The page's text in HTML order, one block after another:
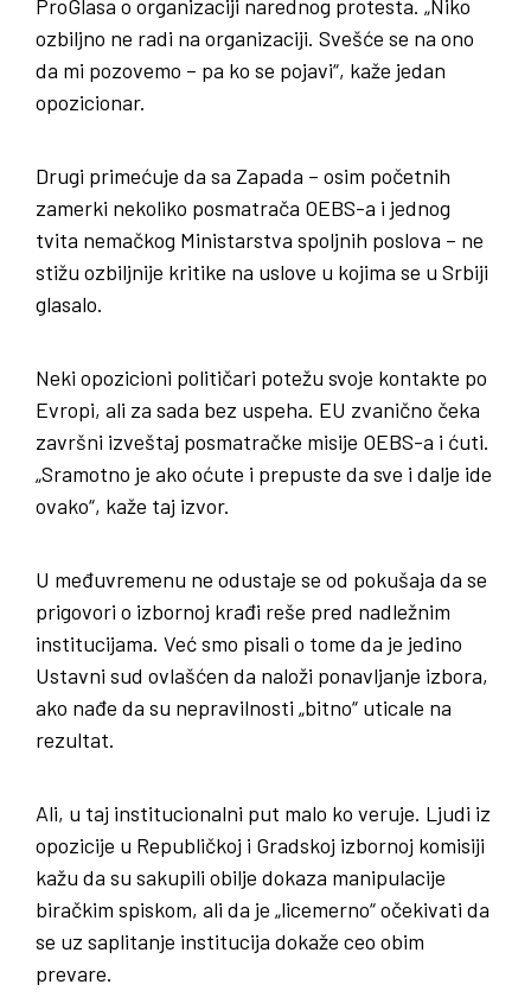
ProGlasa o organizaciji narednog protesta. „Niko
ozbiljno ne radi na organizaciji. Svešće se na ono
da mi pozovemo – pa ko se pojavi“, kaže jedan
opozicionar.
Drugi primećuje da sa Zapada – osim početnih
zamerki nekoliko posmatrača OEBS-a i jednog
tvita nemačkog Ministarstva spoljnih poslova – ne
stižu ozbiljnije kritike na uslove u kojima se u Srbiji
glasalo.
Neki opozicioni političari potežu svoje kontakte po
Evropi, ali za sada bez uspeha. EU zvanično čeka
završni izveštaj posmatračke misije OEBS-a i ćuti.
„Sramotno je ako oćute i prepuste da sve i dalje ide
ovako“, kaže taj izvor.
U međuvremenu ne odustaje se od pokušaja da se
prigovori o izbornoj krađi reše pred nadležnim
institucijama. Već smo pisali o tome da je jedino
Ustavni sud ovlašćen da naloži ponavljanje izbora,
ako nađe da su nepravilnosti „bitno“ uticale na
rezultat.
Ali, u taj institucionalni put malo ko veruje. Ljudi iz
opozicije u Republičkoj i Gradskoj izbornoj komisiji
kažu da su sakupili obilje dokaza manipulacije
biračkim spiskom, ali da je „licemerno“ očekivati da
se uz saplitanje institucija dokaže ceo obim
prevare.